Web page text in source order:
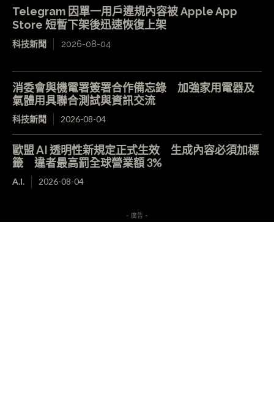
Telegram 因單一用戶違規內容被 Apple App
Store 短暫下架後迅速恢復上架
科技新聞 2026-08-04
消委會與機電署簽署合作備忘錄 加強家用電器及
氣體用具聯合測試與資訊交流
科技新聞 2026-08-04
歐盟 AI 透明性新規定正式生效 生成內容必須加標
籤 違者最高罰全球營業額 3%
A.I. 2026-08-04
- 廣告 -